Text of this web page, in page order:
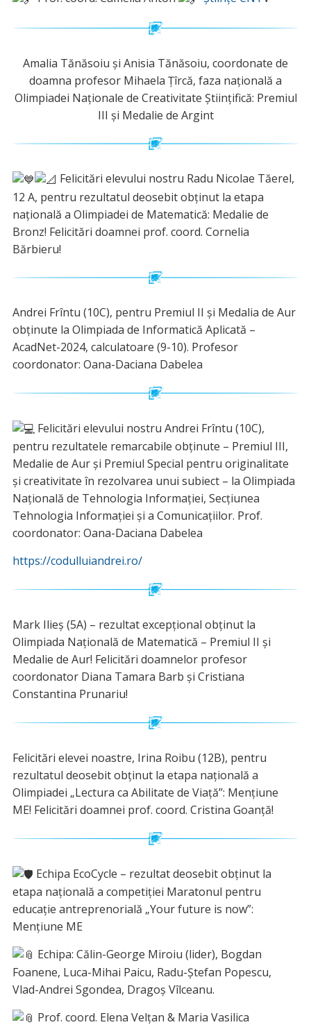
Amalia Tănăsoiu și Anisia Tănăsoiu, coordonate de
doamna profesor Mihaela Țîrcă, faza națională a
Olimpiadei Naționale de Creativitate Științifică: Premiul
III și Medalie de Argint
Felicitări elevului nostru Radu Nicolae Tăerel,
12 A, pentru rezultatul deosebit obținut la etapa
națională a Olimpiadei de Matematică: Medalie de
Bronz! Felicitări doamnei prof. coord. Cornelia
Bărbieru!
Andrei Frîntu (10C), pentru Premiul II și Medalia de Aur
obținute la Olimpiada de Informatică Aplicată –
AcadNet-2024, calculatoare (9-10). Profesor
coordonator: Oana-Daciana Dabelea
Felicitări elevului nostru Andrei Frîntu (10C),
pentru rezultatele remarcabile obținute – Premiul III,
Medalie de Aur și Premiul Special pentru originalitate
și creativitate în rezolvarea unui subiect – la Olimpiada
Națională de Tehnologia Informației, Secţiunea
Tehnologia Informaţiei şi a Comunicaţiilor. Prof.
coordonator: Oana-Daciana Dabelea
https://codulluiandrei.ro/
Mark Ilieș (5A) – rezultat excepțional obținut la
Olimpiada Națională de Matematică – Premiul II și
Medalie de Aur! Felicitări doamnelor profesor
coordonator Diana Tamara Barb și Cristiana
Constantina Prunariu!
Felicitări elevei noastre, Irina Roibu (12B), pentru
rezultatul deosebit obținut la etapa națională a
Olimpiadei „Lectura ca Abilitate de Viață”: Mențiune
ME! Felicitări doamnei prof. coord. Cristina Goanță!
Echipa EcoCycle – rezultat deosebit obținut la
etapa națională a competiției Maratonul pentru
educație antreprenorială „Your future is now”:
Mențiune ME
Echipa: Călin-George Miroiu (lider), Bogdan
Foanene, Luca-Mihai Paicu, Radu-Ștefan Popescu,
Vlad-Andrei Sgondea, Dragoș Vîlceanu.
Prof. coord. Elena Velțan & Maria Vasilica